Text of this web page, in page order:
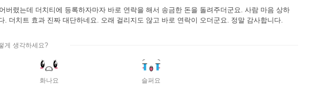
렸는데 더치티에 등록하자마자 바로 연락을 해서 송금한 돈을 돌려주더군요. 사람 마음 상하
더치트 효과 진짜 대단하네요. 오래 걸리지도 않고 바로 연락이 오더군요. 정말 감사합니다.
게 생각하세요?
화나요 슬퍼요